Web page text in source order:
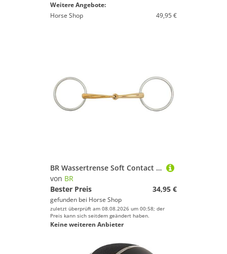
Weitere Angebote:
Horse Shop
49,95 €
BR Wassertrense Soft Contact einfach gebr. 12mm curved
von BR
Bester Preis
34,95 €
gefunden bei Horse Shop
zuletzt überprüft am 08.08.2026 um 00:58; der
Preis kann sich seitdem geändert haben.
Keine weiteren Anbieter